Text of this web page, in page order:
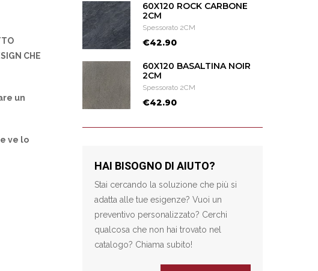
CHE
un
ve lo
60X120 ROCK CARBONE
2CM
Spessorato 2CM
€42.90
60X120 BASALTINA NOIR
2CM
Spessorato 2CM
€42.90
HAI BISOGNO DI AIUTO?
Stai cercando la soluzione che più si
adatta alle tue esigenze? Vuoi un
preventivo personalizzato? Cerchi
qualcosa che non hai trovato nel
catalogo? Chiama subito!